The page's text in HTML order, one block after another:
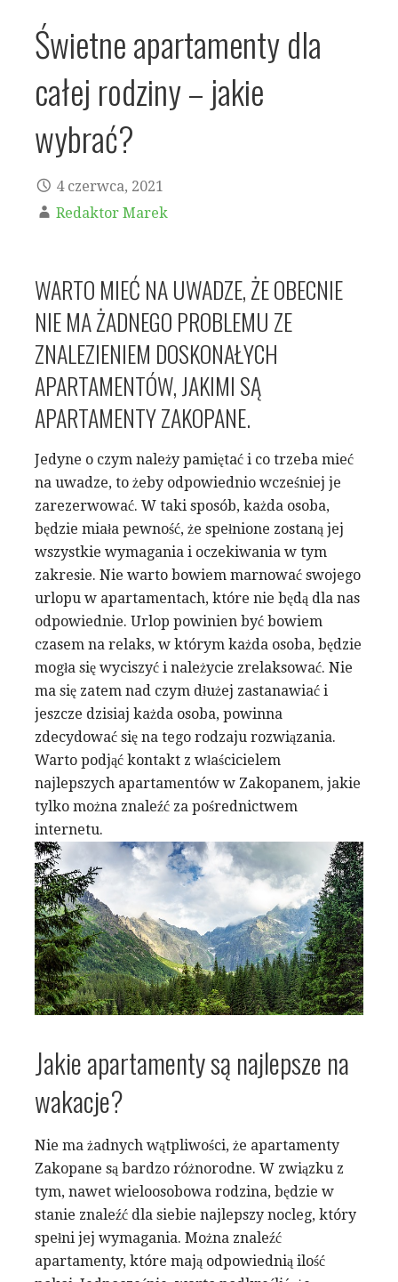
Świetne apartamenty dla
całej rodziny – jakie
wybrać?
4 czerwca, 2021
Redaktor Marek
WARTO MIEĆ NA UWADZE, ŻE OBECNIE
NIE MA ŻADNEGO PROBLEMU ZE
ZNALEZIENIEM DOSKONAŁYCH
APARTAMENTÓW, JAKIMI SĄ
APARTAMENTY ZAKOPANE.
Jedyne o czym należy pamiętać i co trzeba mieć
na uwadze, to żeby odpowiednio wcześniej je
zarezerwować. W taki sposób, każda osoba,
będzie miała pewność, że spełnione zostaną jej
wszystkie wymagania i oczekiwania w tym
zakresie. Nie warto bowiem marnować swojego
urlopu w apartamentach, które nie będą dla nas
odpowiednie. Urlop powinien być bowiem
czasem na relaks, w którym każda osoba, będzie
mogła się wyciszyć i należycie zrelaksować. Nie
ma się zatem nad czym dłużej zastanawiać i
jeszcze dzisiaj każda osoba, powinna
zdecydować się na tego rodzaju rozwiązania.
Warto podjąć kontakt z właścicielem
najlepszych apartamentów w Zakopanem, jakie
tylko można znaleźć za pośrednictwem
internetu.
Jakie apartamenty są najlepsze na
wakacje?
Nie ma żadnych wątpliwości, że apartamenty
Zakopane są bardzo różnorodne. W związku z
tym, nawet wieloosobowa rodzina, będzie w
stanie znaleźć dla siebie najlepszy nocleg, który
spełni jej wymagania. Można znaleźć
apartamenty, które mają odpowiednią ilość